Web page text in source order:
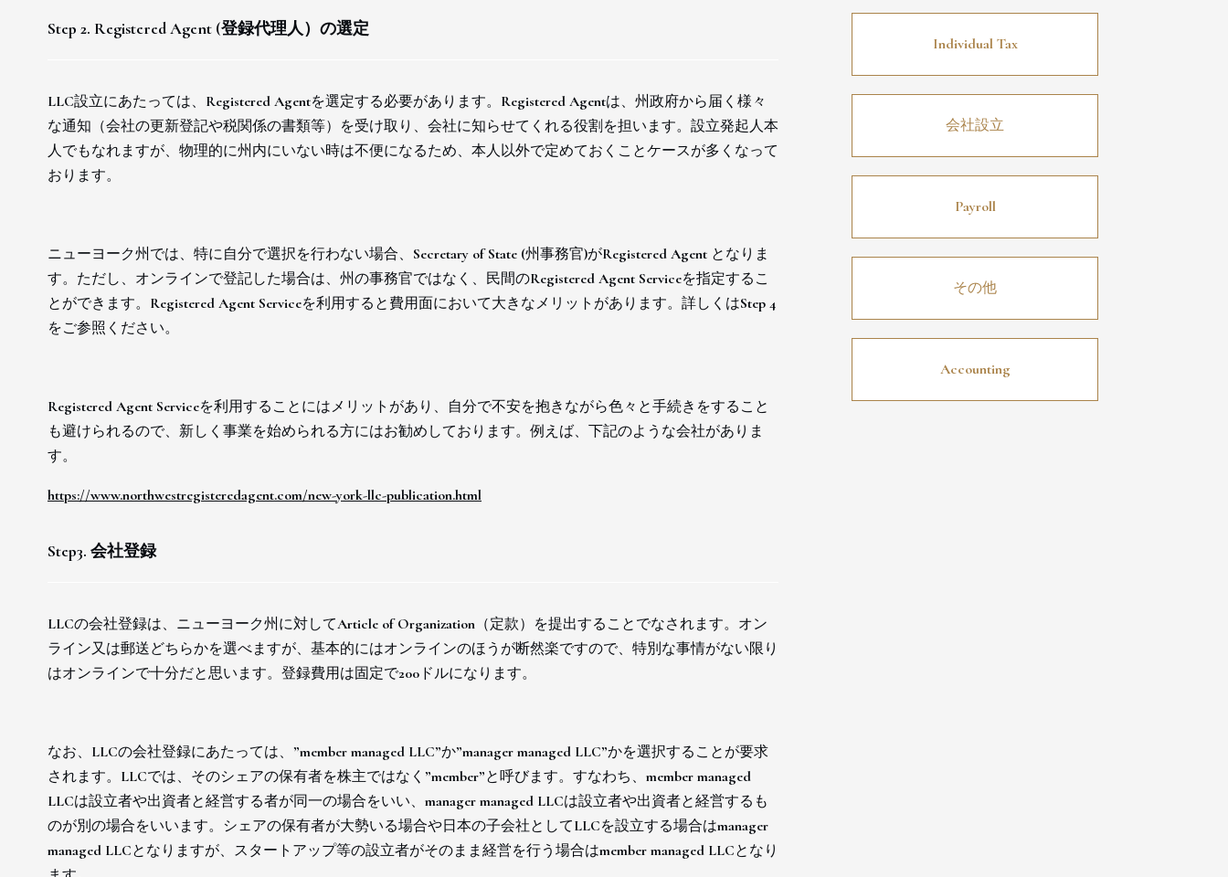
Step 2. Registered Agent (登録代理人）の選定
LLC設立にあたっては、Registered Agentを選定する必要があります。Registered Agentは、州政府から届く様々
な通知（会社の更新登記や税関係の書類等）を受け取り、会社に知らせてくれる役割を担います。設立発起人本
人でもなれますが、物理的に州内にいない時は不便になるため、本人以外で定めておくことケースが多くなって
おります。
ニューヨーク州では、特に自分で選択を行わない場合、Secretary of State (州事務官)がRegistered Agent となりま
す。ただし、オンラインで登記した場合は、州の事務官ではなく、民間のRegistered Agent Serviceを指定するこ
とができます。Registered Agent Serviceを利用すると費用面において大きなメリットがあります。詳しくはStep 4
をご参照ください。
Registered Agent Serviceを利用することにはメリットがあり、自分で不安を抱きながら色々と手続きをすること
も避けられるので、新しく事業を始められる方にはお勧めしております。例えば、下記のような会社がありま
す。
https://www.northwestregisteredagent.com/new-york-llc-publication.html
Step3. 会社登録
LLCの会社登録は、ニューヨーク州に対してArticle of Organization（定款）を提出することでなされます。オン
ライン又は郵送どちらかを選べますが、基本的にはオンラインのほうが断然楽ですので、特別な事情がない限り
はオンラインで十分だと思います。登録費用は固定で200ドルになります。
なお、LLCの会社登録にあたっては、”member managed LLC”か”manager managed LLC”かを選択することが要求
されます。LLCでは、そのシェアの保有者を株主ではなく”member”と呼びます。すなわち、member managed
LLCは設立者や出資者と経営する者が同一の場合をいい、manager managed LLCは設立者や出資者と経営するも
のが別の場合をいいます。シェアの保有者が大勢いる場合や日本の子会社としてLLCを設立する場合はmanager
managed LLCとなりますが、スタートアップ等の設立者がそのまま経営を行う場合はmember managed LLCとなり
Individual Tax
会社設立
Payroll
その他
Accounting